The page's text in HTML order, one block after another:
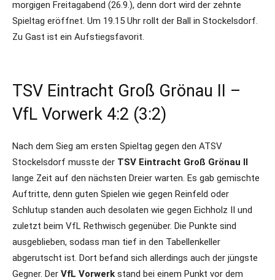
morgigen Freitagabend (26.9.), denn dort wird der zehnte
Spieltag eröffnet. Um 19.15 Uhr rollt der Ball in Stockelsdorf.
Zu Gast ist ein Aufstiegsfavorit.
TSV Eintracht Groß Grönau II –
VfL Vorwerk 4:2 (3:2)
Nach dem Sieg am ersten Spieltag gegen den ATSV
Stockelsdorf musste der TSV Eintracht Groß Grönau II
lange Zeit auf den nächsten Dreier warten. Es gab gemischte
Auftritte, denn guten Spielen wie gegen Reinfeld oder
Schlutup standen auch desolaten wie gegen Eichholz II und
zuletzt beim VfL Rethwisch gegenüber. Die Punkte sind
ausgeblieben, sodass man tief in den Tabellenkeller
abgerutscht ist. Dort befand sich allerdings auch der jüngste
Gegner. Der VfL Vorwerk stand bei einem Punkt vor dem